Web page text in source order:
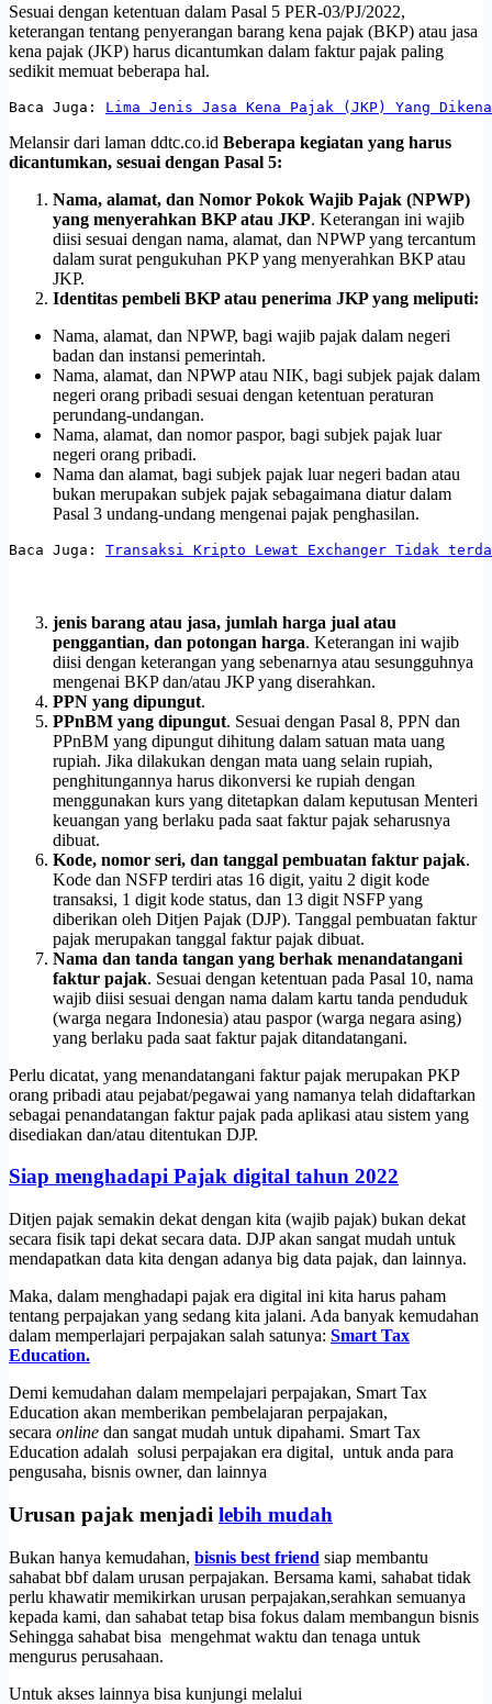
Sesuai dengan ketentuan dalam Pasal 5 PER-03/PJ/2022,
keterangan tentang penyerangan barang kena pajak (BKP) atau jasa
kena pajak (JKP) harus dicantumkan dalam faktur pajak paling
sedikit memuat beberapa hal.
Baca Juga: Lima Jenis Jasa Kena Pajak (JKP) Yang
Melansir dari laman ddtc.co.id Beberapa kegiatan yang harus
dicantumkan, sesuai dengan Pasal 5:
Nama, alamat, dan Nomor Pokok Wajib Pajak (NPWP)
yang menyerahkan BKP atau JKP. Keterangan ini wajib
diisi sesuai dengan nama, alamat, dan NPWP yang tercantum
dalam surat pengukuhan PKP yang menyerahkan BKP atau
JKP.
Identitas pembeli BKP atau penerima JKP yang meliputi:
Nama, alamat, dan NPWP, bagi wajib pajak dalam negeri
badan dan instansi pemerintah.
Nama, alamat, dan NPWP atau NIK, bagi subjek pajak dalam
negeri orang pribadi sesuai dengan ketentuan peraturan
perundang-undangan.
Nama, alamat, dan nomor paspor, bagi subjek pajak luar
negeri orang pribadi.
Nama dan alamat, bagi subjek pajak luar negeri badan atau
bukan merupakan subjek pajak sebagaimana diatur dalam
Pasal 3 undang-undang mengenai pajak penghasilan.
Baca Juga: Transaksi Kripto Lewat Exchanger Tidak
jenis barang atau jasa, jumlah harga jual atau
penggantian, dan potongan harga. Keterangan ini wajib
diisi dengan keterangan yang sebenarnya atau sesungguhnya
mengenai BKP dan/atau JKP yang diserahkan.
PPN yang dipungut.
PPnBM yang dipungut. Sesuai dengan Pasal 8, PPN dan
PPnBM yang dipungut dihitung dalam satuan mata uang
rupiah. Jika dilakukan dengan mata uang selain rupiah,
penghitungannya harus dikonversi ke rupiah dengan
menggunakan kurs yang ditetapkan dalam keputusan Menteri
keuangan yang berlaku pada saat faktur pajak seharusnya
dibuat.
Kode, nomor seri, dan tanggal pembuatan faktur pajak.
Kode dan NSFP terdiri atas 16 digit, yaitu 2 digit kode
transaksi, 1 digit kode status, dan 13 digit NSFP yang
diberikan oleh Ditjen Pajak (DJP). Tanggal pembuatan faktur
pajak merupakan tanggal faktur pajak dibuat.
Nama dan tanda tangan yang berhak menandatangani
faktur pajak. Sesuai dengan ketentuan pada Pasal 10, nama
wajib diisi sesuai dengan nama dalam kartu tanda penduduk
(warga negara Indonesia) atau paspor (warga negara asing)
yang berlaku pada saat faktur pajak ditandatangani.
Perlu dicatat, yang menandatangani faktur pajak merupakan PKP
orang pribadi atau pejabat/pegawai yang namanya telah didaftarkan
sebagai penandatangan faktur pajak pada aplikasi atau sistem yang
disediakan dan/atau ditentukan DJP.
Siap menghadapi Pajak digital tahun 2022
Ditjen pajak semakin dekat dengan kita (wajib pajak) bukan dekat
secara fisik tapi dekat secara data. DJP akan sangat mudah untuk
mendapatkan data kita dengan adanya big data pajak, dan lainnya.
Maka, dalam menghadapi pajak era digital ini kita harus paham
tentang perpajakan yang sedang kita jalani. Ada banyak kemudahan
dalam memperlajari perpajakan salah satunya: Smart Tax
Education.
Demi kemudahan dalam mempelajari perpajakan, Smart Tax
Education akan memberikan pembelajaran perpajakan,
secara online dan sangat mudah untuk dipahami. Smart Tax
Education adalah solusi perpajakan era digital, untuk anda para
pengusaha, bisnis owner, dan lainnya
Urusan pajak menjadi lebih mudah
Bukan hanya kemudahan, bisnis best friend siap membantu
sahabat bbf dalam urusan perpajakan. Bersama kami, sahabat tidak
perlu khawatir memikirkan urusan perpajakan,serahkan semuanya
kepada kami, dan sahabat tetap bisa fokus dalam membangun bisnis
Sehingga sahabat bisa mengehmat waktu dan tenaga untuk
mengurus perusahaan.
Untuk akses lainnya bisa kunjungi melalui